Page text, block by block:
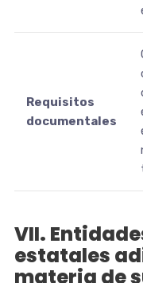
Requisitos
documentales
VII.
estatales
materia de